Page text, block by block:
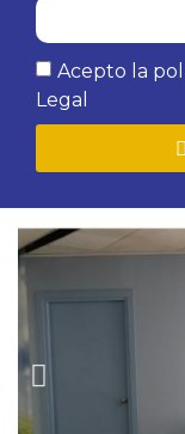
Acepto la
Legal